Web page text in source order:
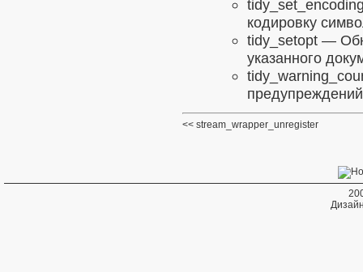
кодировку
tidy_setopt —
указанного
stream_wrapper_unregister